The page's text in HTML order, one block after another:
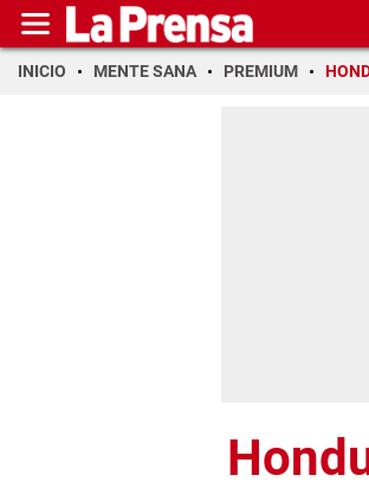
INICIO MENTE SANA PREMIUM